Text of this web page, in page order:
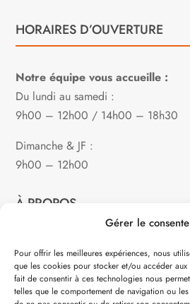
Gérer le
Pour offrir les meilleures expériences, nous
que les cookies pour stocker et/ou accéder
fait de consentir à ces technologies nous
telles que le comportement de navigation ou
HORAIRES D’OUVERTURE
Notre équipe vous accueille :
Du lundi au samedi :
9h00 – 12h00 / 14h00 – 18h30
Dimanche & JF :
9h00 – 12h00
À PROPOS
Notre philosophie
Contact
Partenaire de: